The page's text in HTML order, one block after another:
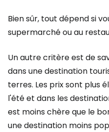
Bien sûr, tout dépend si
supermarché ou au
Un autre critère est de
dans une destination
terres. Les prix sont plus
l'été et dans les
est moins chère que le
une destination moins